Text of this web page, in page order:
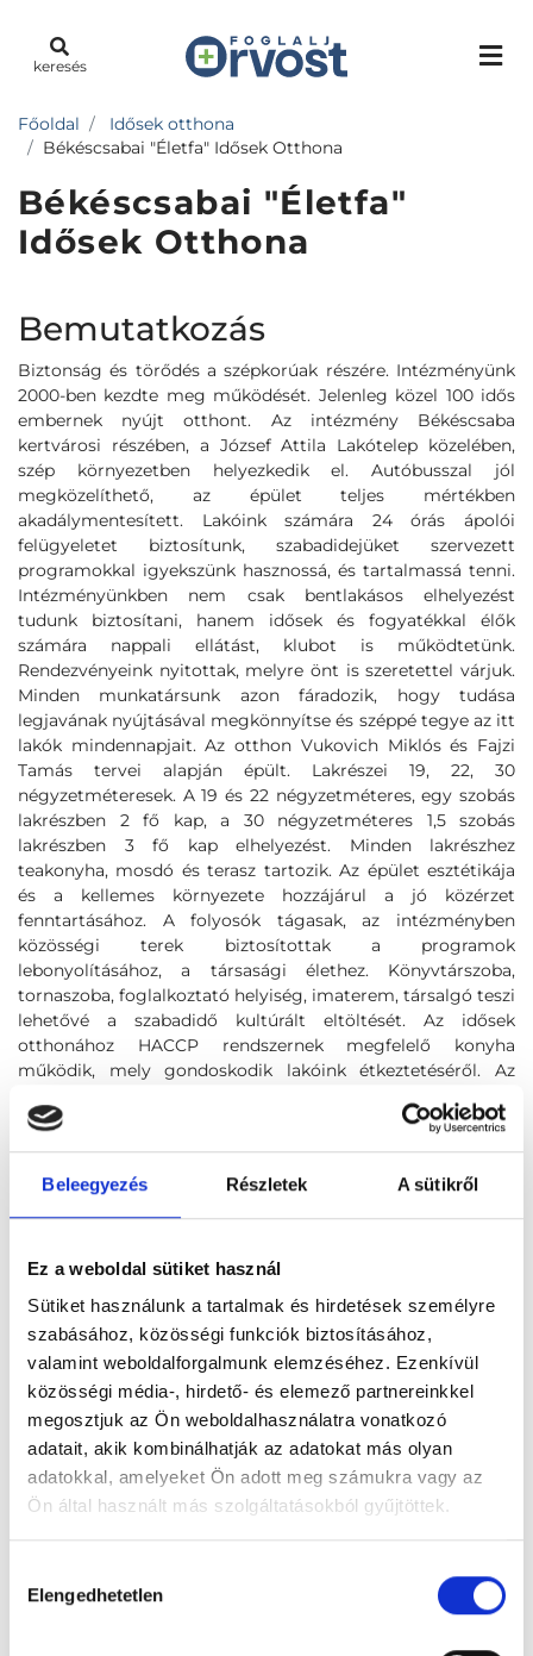
Beleegyezés Részletek A sütikről
Ez a weboldal sütiket használ
Sütiket használunk a tartalmak és hirdetések személyre
szabásához, közösségi funkciók biztosításához,
valamint weboldalforgalmunk elemzéséhez. Ezenkívül
közösségi média-, hirdető- és elemező partnereinkkel
megosztjuk az Ön weboldalhasználatra vonatkozó
adatait, akik kombinálhatják az adatokat más olyan
adatokkal, amelyeket Ön adott meg számukra vagy az
Ön által használt más szolgáltatásokból gyűjtöttek.
szabályzat:https://foglaljorvost.hu/info/foglaljorvost-
kiválasztása
Elengedhetetlen
keresés
Főoldal
Idősek otthona
Békéscsabai "Életfa" Idősek Otthona
Békéscsabai "Életfa"
Idősek Otthona
Bemutatkozás
Biztonság és törődés a szépkorúak részére. Intézményünk
2000-ben kezdte meg működését. Jelenleg közel 100 idős
embernek nyújt otthont. Az intézmény Békéscsaba
kertvárosi részében, a József Attila Lakótelep közelében,
szép környezetben helyezkedik el. Autóbusszal jól
megközelíthető, az épület teljes mértékben
akadálymentesített. Lakóink számára 24 órás ápolói
felügyeletet biztosítunk, szabadidejüket szervezett
programokkal igyekszünk hasznossá, és tartalmassá tenni.
Intézményünkben nem csak bentlakásos elhelyezést
tudunk biztosítani, hanem idősek és fogyatékkal élők
számára nappali ellátást, klubot is működtetünk.
Rendezvényeink nyitottak, melyre önt is szeretettel várjuk.
Minden munkatársunk azon fáradozik, hogy tudása
legjavának nyújtásával megkönnyítse és széppé tegye az itt
lakók mindennapjait. Az otthon Vukovich Miklós és Fajzi
Tamás tervei alapján épült. Lakrészei 19, 22, 30
négyzetméteresek. A 19 és 22 négyzetméteres, egy szobás
lakrészben 2 fő kap, a 30 négyzetméteres 1,5 szobás
lakrészben 3 fő kap elhelyezést. Minden lakrészhez
teakonyha, mosdó és terasz tartozik. Az épület esztétikája
és a kellemes környezete hozzájárul a jó közérzet
fenntartásához. A folyosók tágasak, az intézményben
közösségi terek biztosítottak a programok
lebonyolításához, a társasági élethez. Könyvtárszoba,
tornaszoba, foglalkoztató helyiség, imaterem, társalgó teszi
lehetővé a szabadidő kultúrált eltöltését. Az idősek
otthonához HACCP rendszernek megfelelő konyha
működik, mely gondoskodik lakóink étkeztetéséről. Az
Békéscsabai "Életfa" Idősek Otthona